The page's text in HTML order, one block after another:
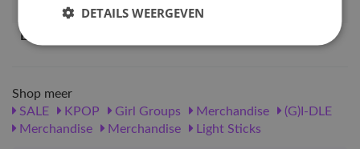
Artikelnummer
6276
EAN nummer
Shop meer
SALE
KPOP Girl Groups Merchandise
(G)I-DLE
Merchandise
Merchandise Light Sticks
DETAILS WEERGEVEN